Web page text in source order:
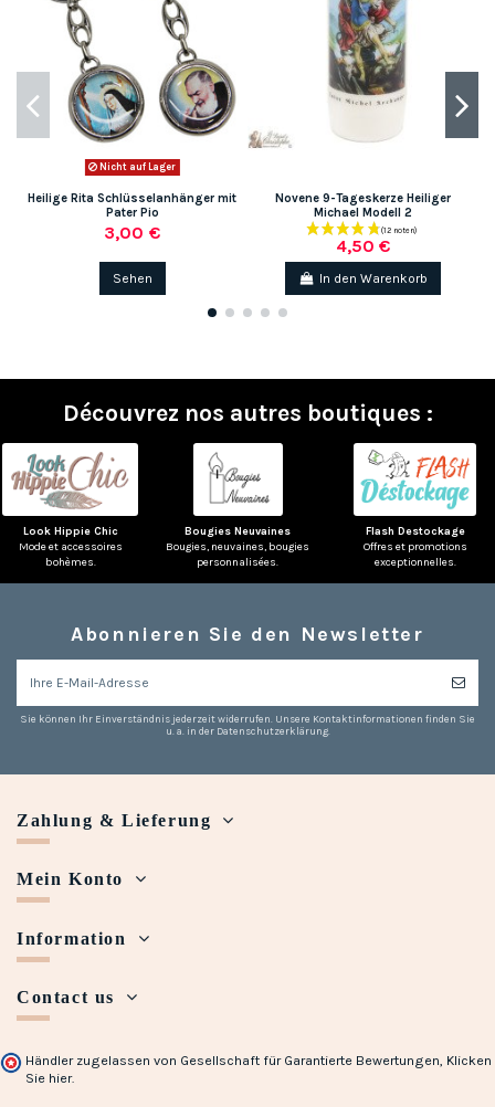
(1 note)
Nicht auf Lager
Heilige Rita Schlüsselanhänger mit
Pater Pio
3,00 €
Sehen
Novene 9-Tageskerze Heiliger
Michael Modell 2
4,50 €
In den Warenkorb
Découvrez nos autres boutiques :
Look Hippie Chic
Mode et accessoires
bohèmes.
Bougies Neuvaines
Bougies, neuvaines, bougies
personnalisées.
Flash Destockage
Offres et promotions
exceptionnelles.
Abonnieren Sie den Newsletter
Sie können Ihr Einverständnis jederzeit widerrufen. Unsere Kontaktinformationen finden Sie
u. a. in der Datenschutzerklärung.
Zahlung & Lieferung
Mein Konto
Information
Contact us
Händler zugelassen von Gesellschaft für Garantierte Bewertungen, Klicken
Sie hier.